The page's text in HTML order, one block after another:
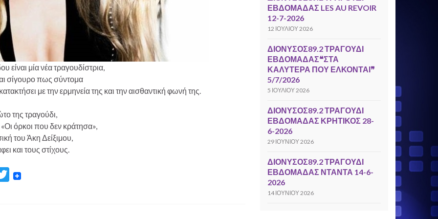
είναι μία νέα τραγουδίστρια,
σίγουρο πως σύντομα
με την ερμηνεία της και την αισθαντική φωνή της.
της τραγούδι,
«Οι όρκοι που δεν κράτησα»,
του Άκη Δείξιμου,
και τους στίχους.
T
ΕΒΔΟΜΑΔΑΣ LES AU REVOIR
12-7-2026
12 ΙΟΥΛΊΟΥ 2026
ΔΙΟΝΥΣΟΣ89.2 ΤΡΑΓΟΥΔΙ
ΕΒΔΟΜΑΔΑΣ❝ΣΤΑ
ΚΑΛΥΤΕΡΑ ΠΟΥ ΕΛΚΟΝΤΑΙ❞
5/7/2026
5 ΙΟΥΛΊΟΥ 2026
ΔΙΟΝΥΣΟΣ89.2 ΤΡΑΓΟΥΔΙ
ΕΒΔΟΜΑΔΑΣ ΚΡΗΤΙΚΟΣ 28-
6-2026
29 ΙΟΥΝΊΟΥ 2026
ΔΙΟΝΥΣΟΣ89.2 ΤΡΑΓΟΥΔΙ
ΕΒΔΟΜΑΔΑΣ ΝΤΑΝΤΑ 14-6-
2026
14 ΙΟΥΝΊΟΥ 2026